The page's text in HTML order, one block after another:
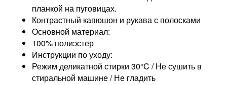
планкой на пуговицах.
Контрастный капюшон и рукава с полосками
Основной материал:
100% полиэстер
Инструкции по уходу:
Режим деликатной стирки 30°C / Не сушить в
стиральной машине / Не гладить